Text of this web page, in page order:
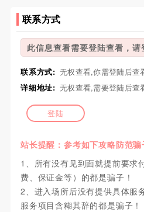
联系方式
此信息查看需要登陆查看，请
联系方式: 无权查看,你需登陆后查
详细地址: 无权查看,需要登陆后查
登陆
站长提醒：参考如下攻略防范骗
1、所有没有见到面就提前要求
费、保证金等）的都是骗子！
2、进入场所后没有提供具体服
服务项目含糊其辞的都是骗子！